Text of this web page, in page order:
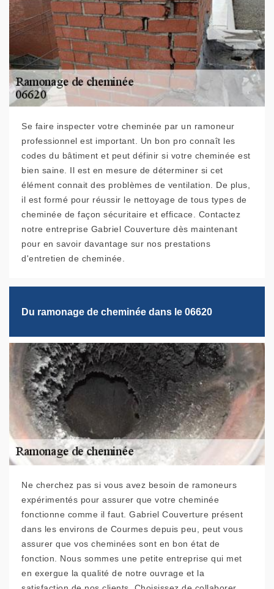
Se faire inspecter votre cheminée par un ramoneur
professionnel est important. Un bon pro connaît les
codes du bâtiment et peut définir si votre cheminée est
bien saine. Il est en mesure de déterminer si cet
élément connait des problèmes de ventilation. De plus,
il est formé pour réussir le nettoyage de tous types de
cheminée de façon sécuritaire et efficace. Contactez
notre entreprise Gabriel Couverture dès maintenant
pour en savoir davantage sur nos prestations
d'entretien de cheminée.
Du ramonage de cheminée dans le 06620
Ne cherchez pas si vous avez besoin de ramoneurs
expérimentés pour assurer que votre cheminée
fonctionne comme il faut. Gabriel Couverture présent
dans les environs de Courmes depuis peu, peut vous
assurer que vos cheminées sont en bon état de
fonction. Nous sommes une petite entreprise qui met
en exergue la qualité de notre ouvrage et la